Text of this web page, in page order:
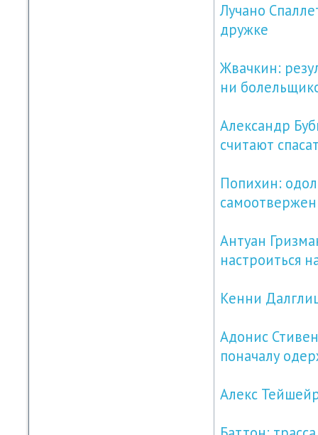
Лучано
дружке
Жвачкин:
ни
Александр
считают
Попихин:
Антуан
настроиться
Кенни
Адонис
поначалу
Алекс